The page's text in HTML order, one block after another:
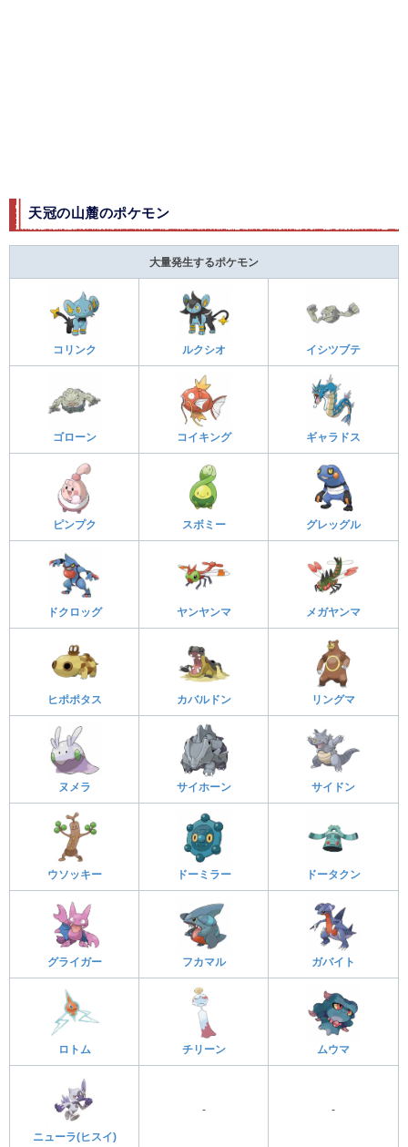
天冠の山麓のポケモン
大量発生するポケモン
コリンク ルクシオ イシツブテ
ゴローン コイキング ギャラドス
ピンプク スボミー グレッグル
ドクロッグ ヤンヤンマ メガヤンマ
ヒポポタス カバルドン リングマ
ヌメラ サイホーン サイドン
ウソッキー ドーミラー ドータクン
グライガー フカマル ガバイト
ロトム チリーン ムウマ
ニューラ(ヒスイ)
- -